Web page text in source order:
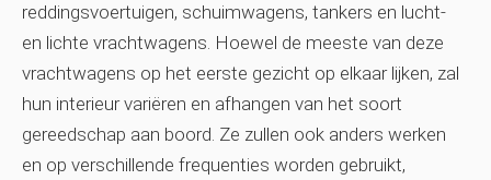
reddingsvoertuigen, schuimwagens, tankers en lucht-
en lichte vrachtwagens. Hoewel de meeste van deze
vrachtwagens op het eerste gezicht op elkaar lijken, zal
hun interieur variëren en afhangen van het soort
gereedschap aan boord. Ze zullen ook anders werken
en op verschillende frequenties worden gebruikt,